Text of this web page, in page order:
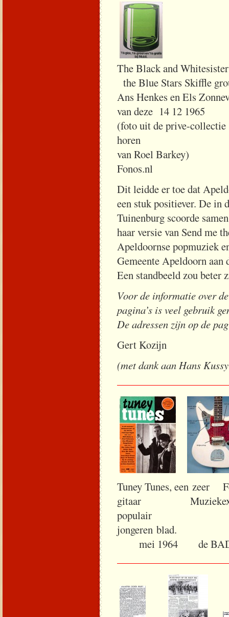
The Black and
the Blue Stars Skiffle
Ans Henkes
van deze 14 12 1965
(foto uit de
horen
van
Fonos.nl
Dit leidde er toe dat
een stuk positiever. De in
Tuinenburg scoorde
haar versie van Send me
Apeldoornse popmuziek
Gemeente Apeldoorn aan
Een standbeeld zou beter
Voor de informatie over
pagina’s is veel gebruik
De adressen zijn op de
Gert Kozijn
(met dank aan Hans
Tuney Tunes, een
gitaar
populair
mei 1964 de